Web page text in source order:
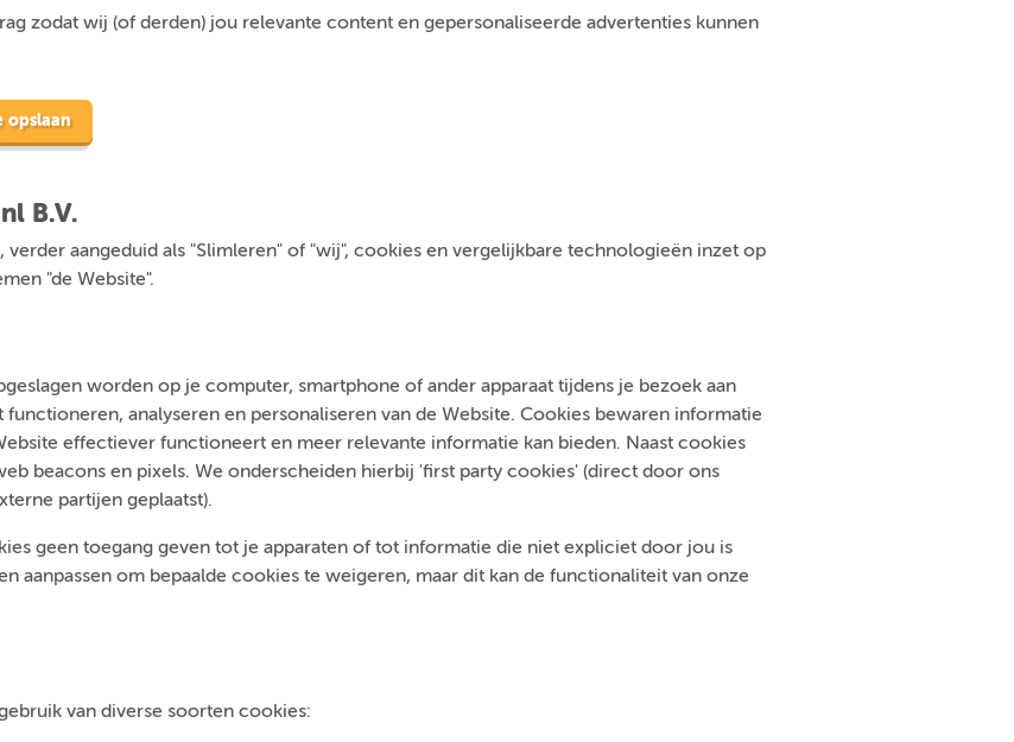
zodat wij (of derden) jou relevante content en gepersonaliseerde advertenties kunnen
opslaan
B.V.
verder aangeduid als "Slimleren" of "wij", cookies en vergelijkbare technologieën inzet op
"de Website".
worden op je computer, smartphone of ander apparaat tijdens je bezoek aan
analyseren en personaliseren van de Website. Cookies bewaren informatie
effectiever functioneert en meer relevante informatie kan bieden. Naast cookies
beacons en pixels. We onderscheiden hierbij 'first party cookies' (direct door ons
partijen geplaatst).
geen toegang geven tot je apparaten of tot informatie die niet expliciet door jou is
aanpassen om bepaalde cookies te weigeren, maar dit kan de functionaliteit van onze
van diverse soorten cookies: